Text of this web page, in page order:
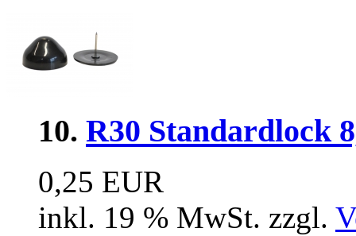
10. R30 Standardlock
0,25 EUR
inkl. 19 % MwSt. zzgl.